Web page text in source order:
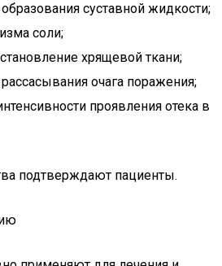
суставной жидкости;
соли;
хрящевой ткани;
очага поражения;
проявления отека в
подтверждают пациенты.